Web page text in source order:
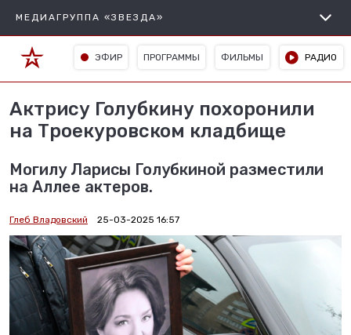
МЕДИАГРУППА «ЗВЕЗДА»
ЭФИР ПРОГРАММЫ ФИЛЬМЫ РАДИО
Актрису Голубкину похоронили
на Троекуровском кладбище
Могилу Ларисы Голубкиной разместили
на Аллее актеров.
Глеб Владовский 25-03-2025 16:57